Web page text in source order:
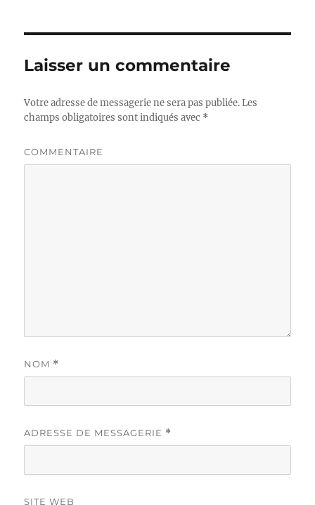
Laisser un commentaire
Votre adresse de messagerie ne sera pas publiée.Les
champs obligatoires sont indiqués avec *
COMMENTAIRE
NOM *
ADRESSE DE MESSAGERIE *
SITE WEB